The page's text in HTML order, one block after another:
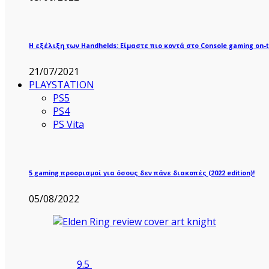
Η εξέλιξη των Handhelds: Είμαστε πιο κοντά στο Console gaming on-
21/07/2021
PLAYSTATION
PS5
PS4
PS Vita
5 gaming προορισμοί για όσους δεν πάνε διακοπές (2022 edition)!
05/08/2022
9.5